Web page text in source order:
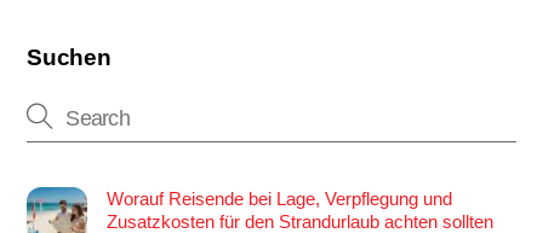
Suchen
Worauf Reisende bei Lage, Verpflegung und
Zusatzkosten für den Strandurlaub achten sollten